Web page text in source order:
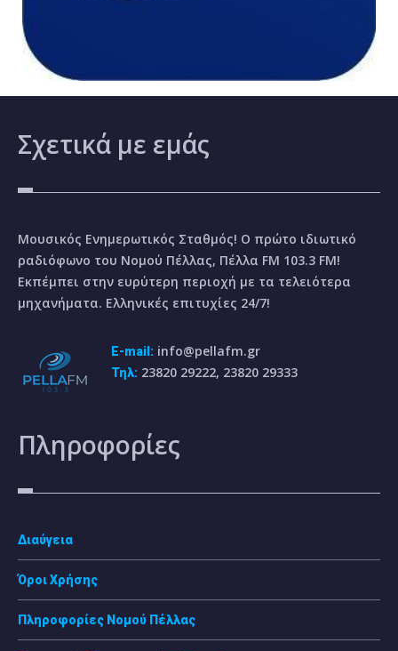
Σχετικά με εμάς
Μουσικός Ενημερωτικός Σταθμός! Ο πρώτο ιδιωτικό
ραδιόφωνο του Νομού Πέλλας, Πέλλα FM 103.3 FM!
Εκπέμπει στην ευρύτερη περιοχή με τα τελειότερα
μηχανήματα. Ελληνικές επιτυχίες 24/7!
E-mail: info@pellafm.gr
Τηλ: 23820 29222, 23820 29333
Πληροφορίες
Διαύγεια
Όροι Χρήσης
Πληροφορίες Νομού Πέλλας